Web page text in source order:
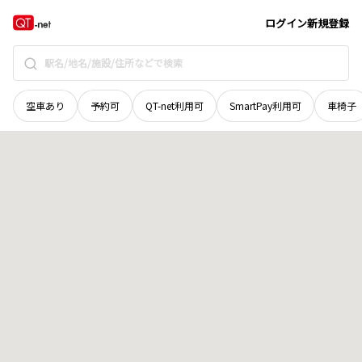
ログイン新規登録
空車あり 予約可 QT-net利用可 SmartPay利用可 車椅子
岡山県